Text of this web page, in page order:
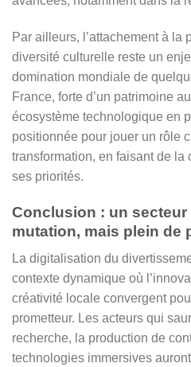
Par ailleurs, l’attachement à la
diversité culturelle reste un
domination mondiale de
France, forte d’un patrimoine
écosystème technologique en
positionnée pour jouer un rôle
transformation, en faisant de la
ses priorités.
Conclusion : un secteur
mutation, mais plein de
La digitalisation du
contexte dynamique où
créativité locale convergent
prometteur. Les acteurs qui
recherche, la production de
technologies immersives